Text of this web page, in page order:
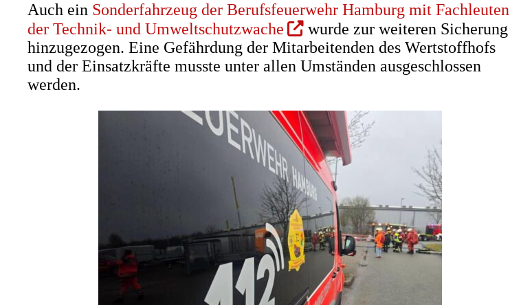
Auch ein Sonderfahrzeug der Berufsfeuerwehr Hamburg mit Fachleuten
der Technik- und Umweltschutzwache (Öffnet
in
einem
wurde zur weiteren Sicherung
hinzugezogen. Eine Gefährdung der Mitarbeitenden des Wertstoffhofs
und der Einsatzkräfte musste unter allen Umständen ausgeschlossen
werden.